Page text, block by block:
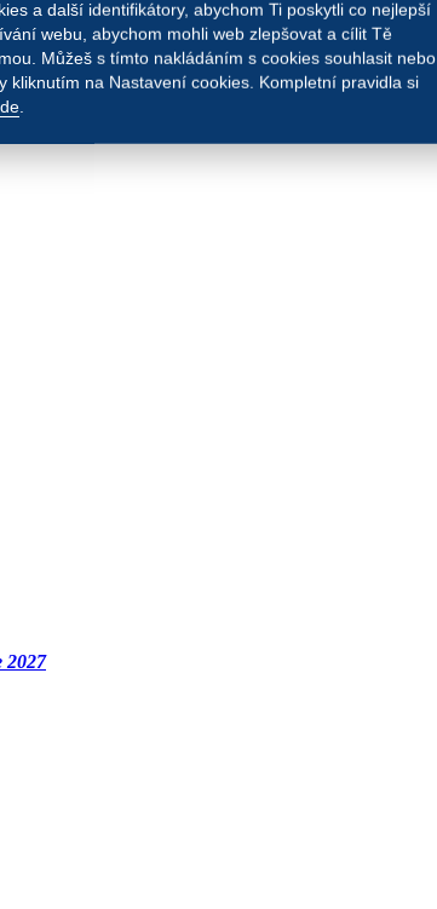
2027
a další identifikátory, abychom Ti poskytli co nejlepší
webu, abychom mohli web zlepšovat a cílit Tě
Můžeš s tímto nakládáním s cookies souhlasit nebo
kliknutím na Nastavení cookies. Kompletní pravidla si